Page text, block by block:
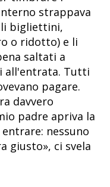
strappava
bigliettini,
o ridotto) e li
saltati a
all'entrata. Tutti
pagare.
davvero
padre apriva la
nessuno
giusto», ci svela